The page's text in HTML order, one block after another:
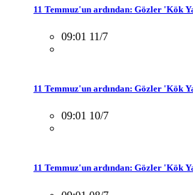
11 Temmuz'un ardından: Gözler 'Kök
09:01 11/7
11 Temmuz'un ardından: Gözler 'Kök
09:01 10/7
11 Temmuz'un ardından: Gözler 'Kök